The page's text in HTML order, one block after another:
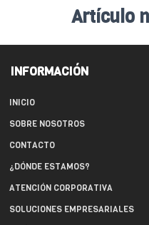
Artículo
INFORMACIÓN
INICIO
SOBRE NOSOTROS
CONTACTO
¿DÓNDE ESTAMOS?
ATENCIÓN CORPORATIVA
SOLUCIONES EMPRESARIALES